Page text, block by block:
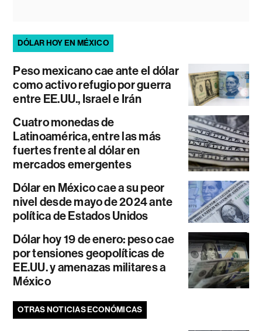
DÓLAR HOY EN MÉXICO
Peso mexicano cae ante el dólar
como activo refugio por guerra
entre EE.UU., Israel e Irán
Cuatro monedas de
Latinoamérica, entre las más
fuertes frente al dólar en
mercados emergentes
Dólar en México cae a su peor
nivel desde mayo de 2024 ante
política de Estados Unidos
Dólar hoy 19 de enero: peso cae
por tensiones geopolíticas de
EE.UU. y amenazas militares a
México
OTRAS NOTICIAS ECONÓMICAS